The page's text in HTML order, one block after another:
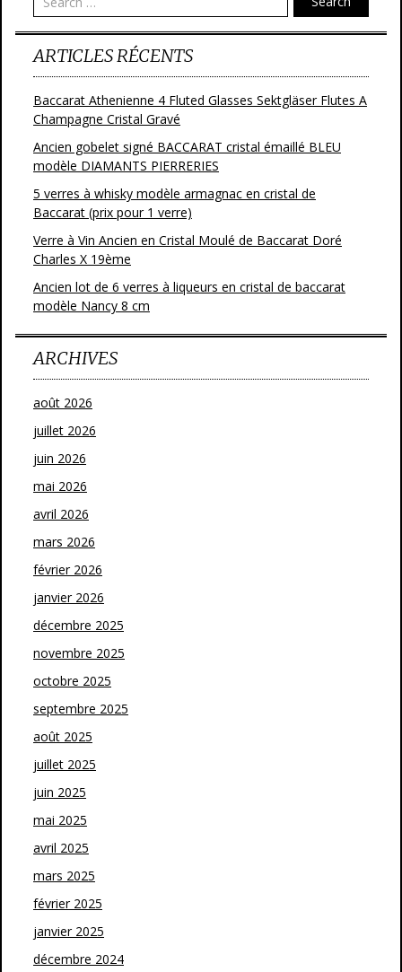
k
ARTICLES RÉCENTS
Baccarat Athenienne 4 Fluted Glasses Sektgläser Flutes A
Champagne Cristal Gravé
Ancien gobelet signé BACCARAT cristal émaillé BLEU
modèle DIAMANTS PIERRERIES
5 verres à whisky modèle armagnac en cristal de
Baccarat (prix pour 1 verre)
Verre à Vin Ancien en Cristal Moulé de Baccarat Doré
Charles X 19ème
Ancien lot de 6 verres à liqueurs en cristal de baccarat
modèle Nancy 8 cm
ARCHIVES
août 2026
juillet 2026
juin 2026
mai 2026
avril 2026
mars 2026
février 2026
janvier 2026
décembre 2025
novembre 2025
octobre 2025
septembre 2025
août 2025
juillet 2025
juin 2025
mai 2025
avril 2025
mars 2025
février 2025
janvier 2025
décembre 2024